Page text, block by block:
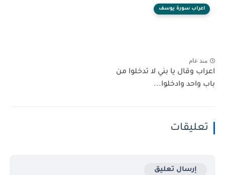
اعراب سورة يوسف
منذ عام
اعراب وقال يا بني لا تدخلوا من
باب واحد وادخلوا...
تعليقات
إرسال تعليق